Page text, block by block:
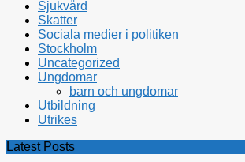
Sjukvård
Skatter
Sociala medier i politiken
Stockholm
Uncategorized
Ungdomar
barn och ungdomar
Utbildning
Utrikes
Latest Posts